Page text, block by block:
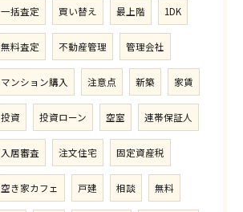
一括査定 買い替え 最上階 1DK
無料査定 不動産管理 管理会社
マンション購入 注意点 新築 家賃
投資 投資ローン 空室 連帯保証人
入居審査 注文住宅 固定資産税
空き家カフェ 戸建 相談 無料